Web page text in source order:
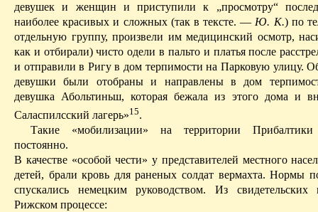
девушек и женщин и приступили к „просмотру“
наиболее красивых и сложных (так в тексте. — Ю. К.) по
отдельную группу, произвели им медицинский осмотр,
как и отбирали) чисто одели в пальто и платьяпосле
и отправили в Ригу в дом терпимости на Парковую улицу.
девушки были отобраны и направлены в дом
девушка Абольтиньш, которая бежала из этого дома и
Саласпилсский лагерь»15.
Такие «мобилизации» на территории Прибалтики
постоянно.
В качестве «особой чести» у представителей местного
детей, брали кровь для раненых солдат вермахта. Нормы
спускались немецким руководством. Из свидетельских
Рижском процессе: